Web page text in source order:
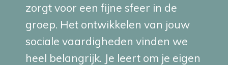
zorgt voor een fijne sfeer in de
groep. Het ontwikkelen van jouw
sociale vaardigheden vinden we
heel belangrijk. Je leert om je eigen